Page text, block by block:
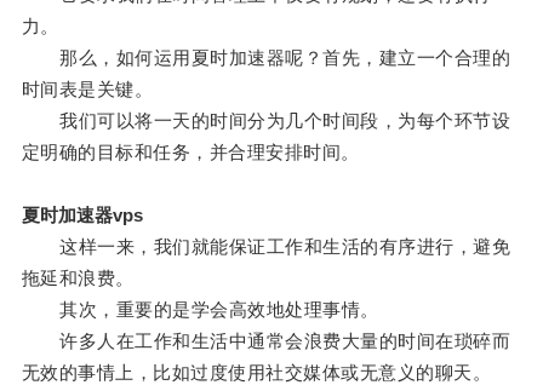
力。
那么，如何运用夏时加速器呢？首先，建立一个合理的
时间表是关键。
我们可以将一天的时间分为几个时间段，为每个环节设
定明确的目标和任务，并合理安排时间。
夏时加速器vps
这样一来，我们就能保证工作和生活的有序进行，避免
拖延和浪费。
其次，重要的是学会高效地处理事情。
许多人在工作和生活中通常会浪费大量的时间在琐碎而
无效的事情上，比如过度使用社交媒体或无意义的聊天。